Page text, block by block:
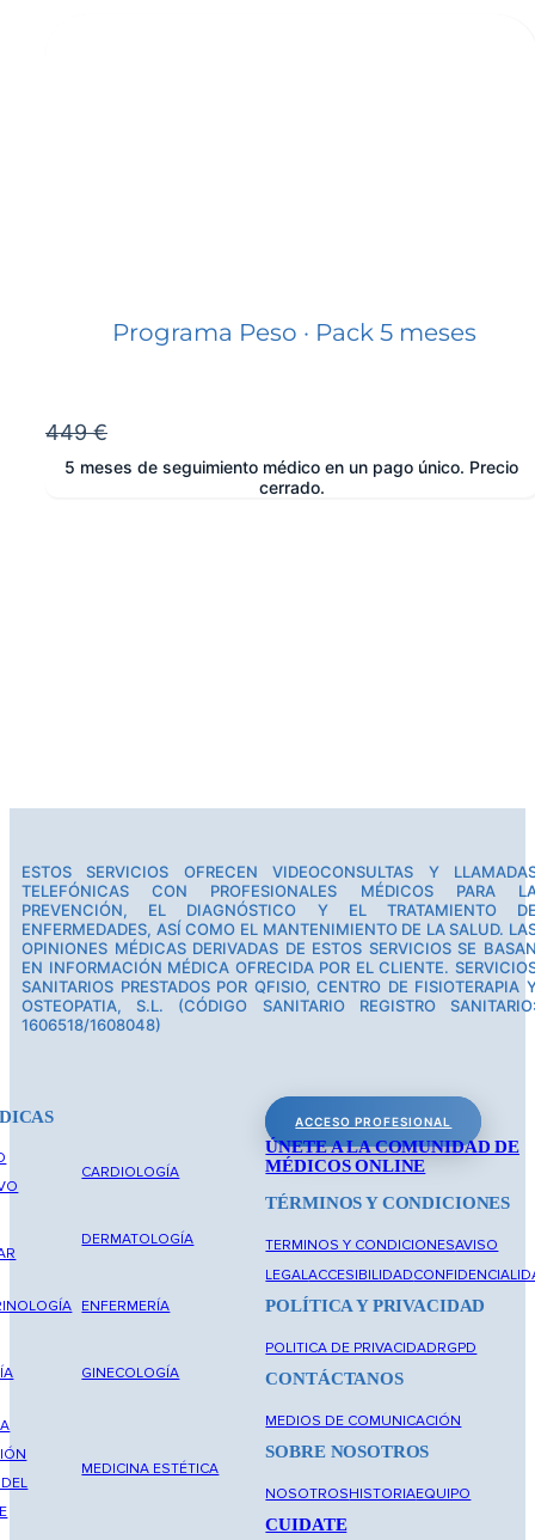
Programa Peso · Pack 5 meses
449 €
5 meses de seguimiento médico en un pago único. Precio
cerrado.
ESTOS SERVICIOS OFRECEN VIDEOCONSULTAS Y
TELEFÓNICAS CON PROFESIONALES MÉDICOS PARA
PREVENCIÓN, EL DIAGNÓSTICO Y EL TRATAMIENTO
ENFERMEDADES, ASÍ COMO EL MANTENIMIENTO DE LA SALUD.
OPINIONES MÉDICAS DERIVADAS DE ESTOS SERVICIOS SE
EN INFORMACIÓN MÉDICA OFRECIDA POR EL CLIENTE.
SANITARIOS PRESTADOS POR QFISIO, CENTRO DE FISIOTERAPIA
OSTEOPATIA, S.L. (CÓDIGO SANITARIO REGISTRO
1606518/1608048)
CARDIOLOGÍA
DERMATOLOGÍA
ENFERMERÍA
GINECOLOGÍA
MEDICINA ESTÉTICA
ACCESO PROFESIONAL
ÚNETE A LA COMUNIDAD DE
MÉDICOS ONLINE
TÉRMINOS Y CONDICIONES
TERMINOS Y CONDICIONESAVISO
LEGALACCESIBILIDAD
POLÍTICA Y PRIVACIDAD
POLITICA DE PRIVACIDADRGPD
CONTÁCTANOS
MEDIOS DE COMUNICACIÓN
SOBRE NOSOTROS
NOSOTROSHISTORIAEQUIPO
CUIDATE